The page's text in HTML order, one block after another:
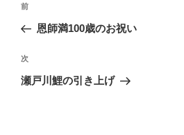
稿
ナ
ゲ
ー
前
の
稿
前
恩師満100歳のお祝い
次
の
次
瀬戸川鯉の引き上げ